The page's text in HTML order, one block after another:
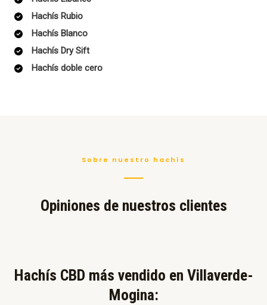
Hachís Rubio
Hachís Blanco
Hachís Dry Sift
Hachís doble cero
Sobre nuestro hachís
Opiniones de nuestros clientes
Hachís CBD más vendido en Villaverde-
Mogina:​